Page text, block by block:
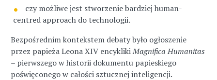
czy możliwe jest stworzenie bardziej human-
centred approach do technologii.
Bezpośrednim kontekstem debaty było ogłoszenie
przez papieża Leona XIV encyklikiMagnifica Humanitas
– pierwszego w historii dokumentu papieskiego
poświęconego w całości sztucznej inteligencji.